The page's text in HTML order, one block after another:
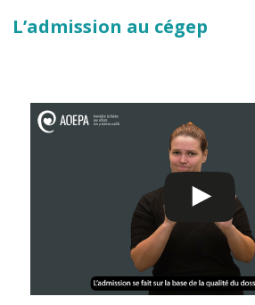
L’admission au cégep